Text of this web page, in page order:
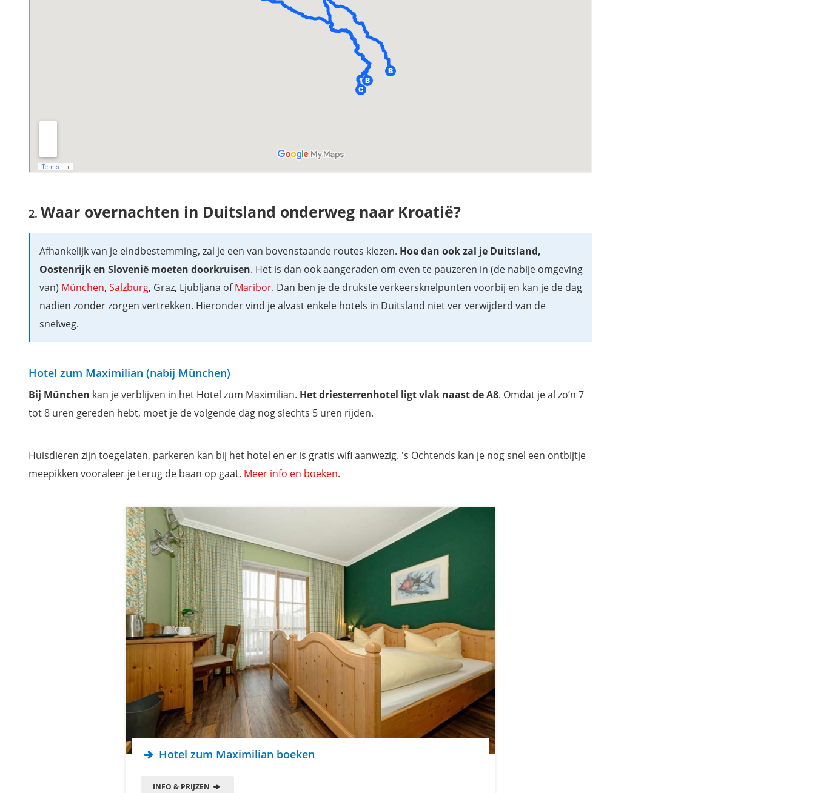
Waar overnachten in Duitsland onderweg naar Kroatië?
Afhankelijk van je eindbestemming, zal je een van bovenstaande routes kiezen. Hoe dan ook zal je Duitsland,
Oostenrijk en Slovenië moeten doorkruisen. Het is dan ook aangeraden om even te pauzeren in (de nabije omgeving
van) München, Salzburg, Graz, Ljubljana ofMaribor. Dan ben je de drukste verkeersknelpunten voorbij en kan je de dag
nadien zonder zorgen vertrekken. Hieronder vind je alvast enkele hotels in Duitsland niet ver verwijderd van de
snelweg.
Hotel zum Maximilian (nabij München)
Bij München kan je verblijven in het Hotel zum Maximilian. Het driesterrenhotel ligt vlak naast de A8. Omdat je al zo’n 7
tot 8 uren gereden hebt, moet je de volgende dag nog slechts 5 uren rijden.
Huisdieren zijn toegelaten, parkeren kan bij het hotel en er is gratis wifi aanwezig. 's Ochtends kan je nog snel een ontbijtje
meepikken vooraleer je terug de baan op gaat. Meer info en boeken.
Hotel zum Maximilian boeken
INFO & PRIJZEN